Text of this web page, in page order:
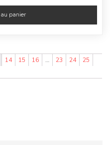
panier
14 15 16 … 23 24
25